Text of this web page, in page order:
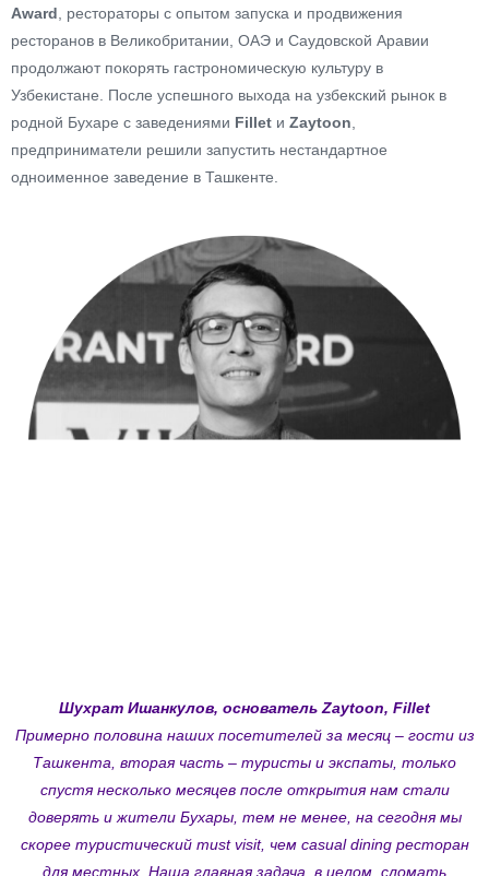
Award , рестораторы с опытом запуска и продвижения
ресторанов в Великобритании, ОАЭ и Саудовской Аравии
продолжают покорять гастрономическую культуру в
Узбекистане. После успешного выхода на узбекский рынок в
родной Бухаре с заведениями Fillet и Zaytoon
предприниматели решили запустить нестандартное
одноименное заведение в Ташкенте.
Шухрат Ишанкулов, основатель Zaytoon, Fillet
Примерно половина наших посетителей за месяц – гости из
Ташкента, вторая часть – туристы и экспаты, только
спустя несколько месяцев после открытия нам стали
доверять и жители Бухары, тем не менее, на сегодня мы
скорее туристический must visit, чем casual dining ресторан
для местных. Наша главная задача, в целом, сломать